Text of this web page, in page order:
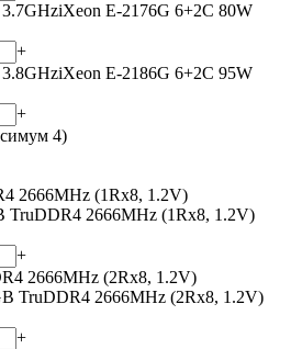
iXeon E-2176G 6+2C 80W
+
iXeon E-2186G 6+2C 95W
+
4)
2666MHz (1Rx8, 1.2V)
TruDDR4 2666MHz (1Rx8, 1.2V)
+
2666MHz (2Rx8, 1.2V)
TruDDR4 2666MHz (2Rx8, 1.2V)
+